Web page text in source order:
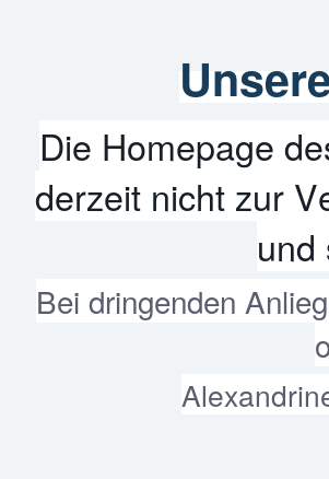
Die Homepage
derzeit nicht zur
und
Bei dringenden